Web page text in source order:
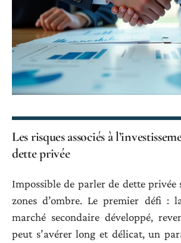
Les risques associés à
dette privée
Impossible de parler de dette privée
zones d’ombre. Le premier défi :
marché secondaire développé,
peut s’avérer long et délicat, un